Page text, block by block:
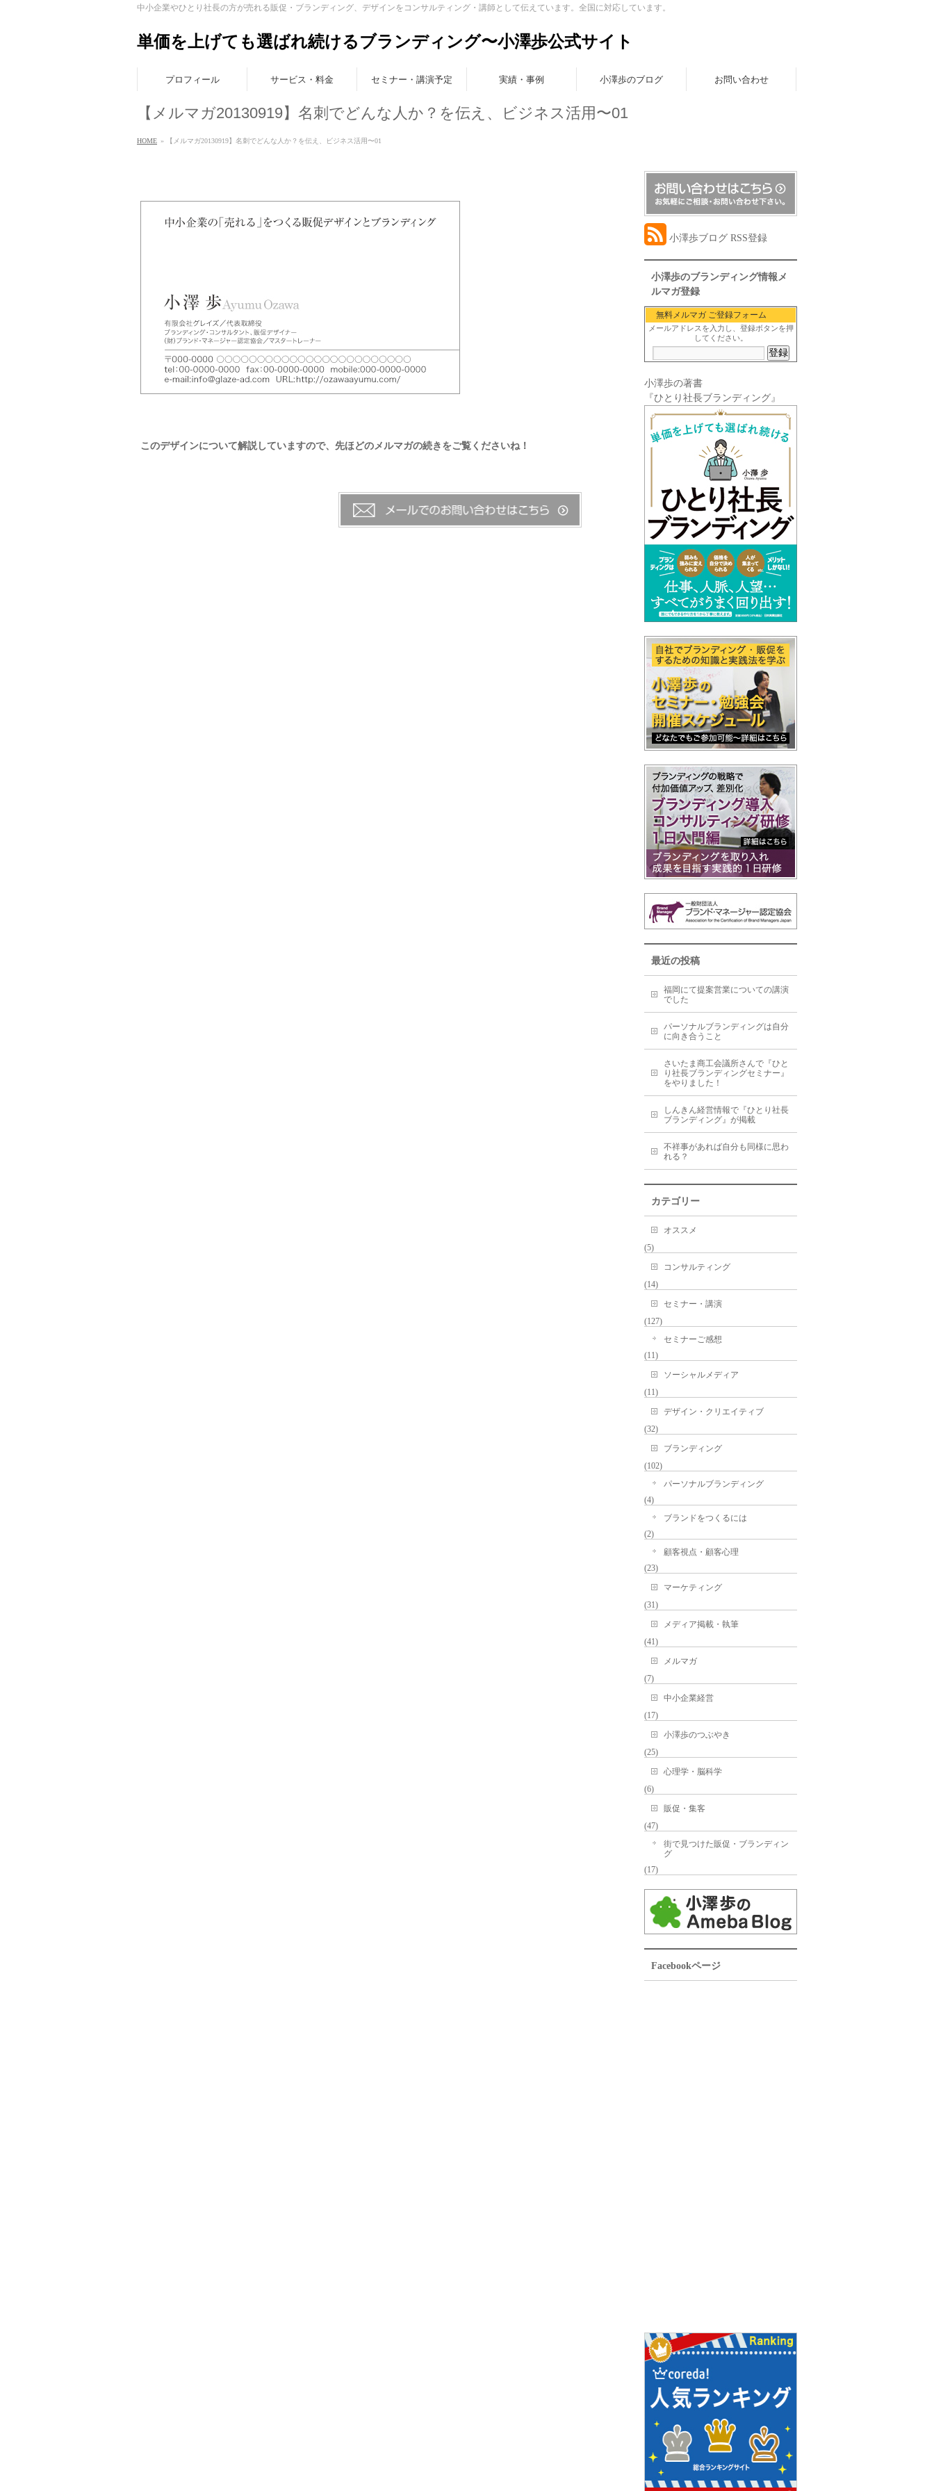
中小企業やひとり社長の方が売れる販促・ブランディング、デザインをコンサルティング・講師として伝えています。全国に対応しています。
単価を上げても選ばれ続けるブランディング〜小澤歩公式サイト
プロフィール サービス・料金 セミナー・講演予定 実績・事例 小澤歩のブログ お問い合わせ
【メルマガ20130919】名刺でどんな人か？を伝え、ビジネス活用〜01
HOME » 【メルマガ20130919】名刺でどんな人か？を伝え、ビジネス活用〜01
このデザインについて解説していますので、先ほどのメルマガの続きをご覧くださいね！
小澤歩ブログ RSS登録
小澤歩のブランディング情報メ
ルマガ登録
無料メルマガ ご登録フォーム
メールアドレスを入力し、登録ボタンを押
してください。
小澤歩の著書
『ひとり社長ブランディング』
最近の投稿
福岡にて提案営業についての講演
でした
パーソナルブランディングは自分
に向き合うこと
さいたま商工会議所さんで『ひと
り社長ブランディングセミナー』
をやりました！
しんきん経営情報で『ひとり社長
ブランディング』が掲載
不祥事があれば自分も同様に思わ
れる？
カテゴリー
オススメ
(5)
コンサルティング
(14)
セミナー・講演
(127)
セミナーご感想
(11)
ソーシャルメディア
(11)
デザイン・クリエイティブ
(32)
ブランディング
(102)
パーソナルブランディング
(4)
ブランドをつくるには
(2)
顧客視点・顧客心理
(23)
マーケティング
(31)
メディア掲載・執筆
(41)
メルマガ
(7)
中小企業経営
(17)
小澤歩のつぶやき
(25)
心理学・脳科学
(6)
販促・集客
(47)
街で見つけた販促・ブランディン
グ
(17)
Facebookページ